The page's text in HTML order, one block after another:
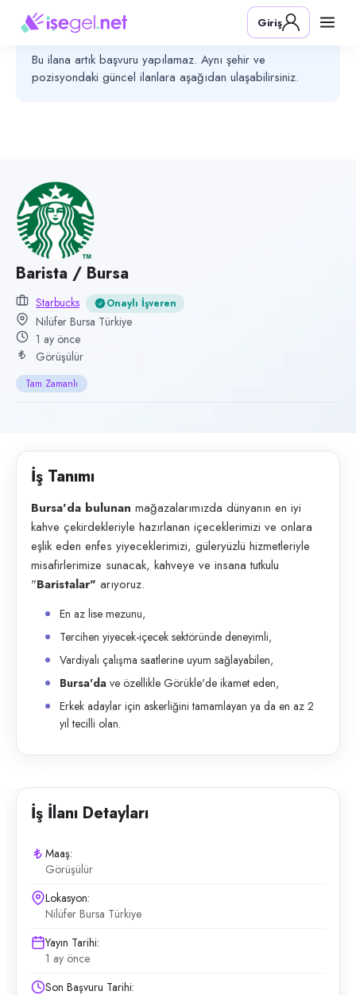
Pozisyon
Barista / Bursa
Firma
Starbucks
Bursa, Nilüfer
Çalışma şekli
Tam Zamanlı · Ofis
Yayın tarihi
12 Haziran 2026
Son geçerlilik
12 Temmuz 2026
Başvuru kanalları
Telefon, Web sitesi, E-posta
Bursa&#39;da&nbsp;bulunan&nbsp;
Bu ilanın başvuru süresi sona ermiştir
Bu ilana artık başvuru yapılamaz. Aynı şehir ve
pozisyondaki güncel ilanlara aşağıdan ulaşabilirsiniz.
Giriş
Barista / Bursa
Starbucks Onaylı İşveren
Nilüfer Bursa Türkiye
1 ay önce
Görüşülür
Tam Zamanlı
İş Tanımı
Bursa'da bulunan mağazalarımızda dünyanın en iyi
kahve çekirdekleriyle hazırlanan içeceklerimizi ve onlara
eşlik eden enfes yiyeceklerimizi, güleryüzlü hizmetleriyle
misafirlerimize sunacak, kahveye ve insana tutkulu
"Baristalar" arıyoruz.
En az lise mezunu,
Tercihen yiyecek-içecek sektöründe deneyimli,
Vardiyalı çalışma saatlerine uyum sağlayabilen,
Bursa'da ve özellikle Görükle'de ikamet eden,
Erkek adaylar için askerliğini tamamlayan ya da en az 2
yıl tecilli olan.
İş İlanı Detayları
Maaş:
Görüşülür
Lokasyon:
Nilüfer Bursa Türkiye
Yayın Tarihi:
1 ay önce
Son Başvuru Tarihi: